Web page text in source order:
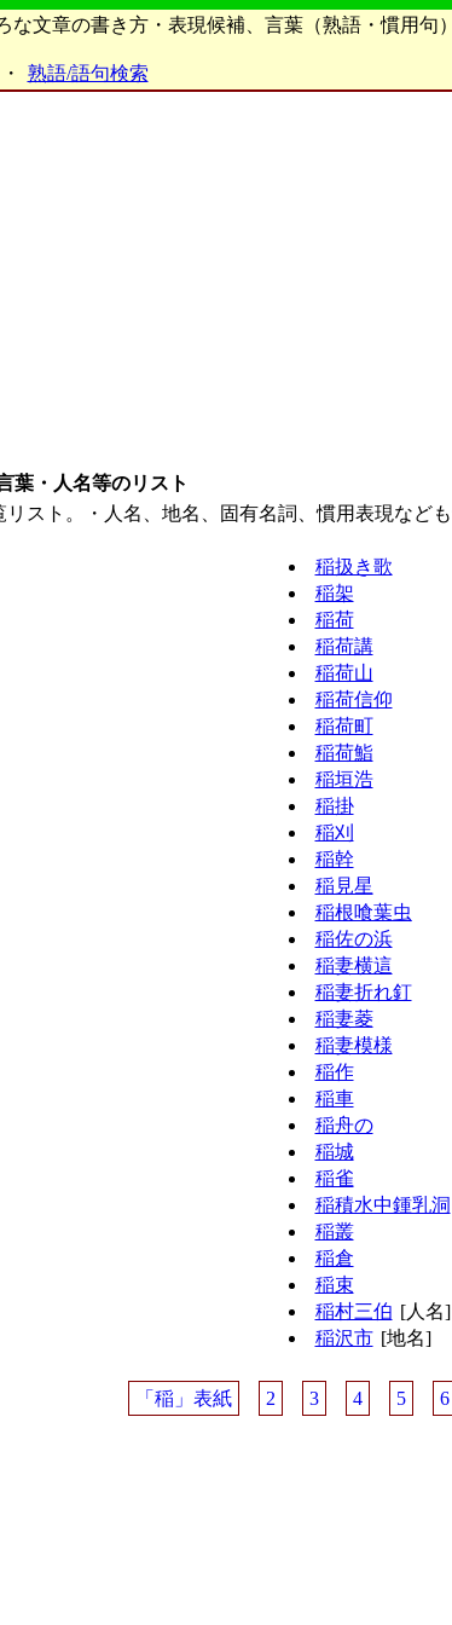
な文章の書き方・表現候補、言葉（熟語・慣用句
・ 熟語/語句検索
葉・人名等のリスト
リスト。・人名、地名、固有名詞、慣用表現なども
稲扱き歌
稲架
稲荷
稲荷講
稲荷山
稲荷信仰
稲荷町
稲荷鮨
稲垣浩
稲掛
稲刈
稲幹
稲見星
稲根喰葉虫
稲佐の浜
稲妻横這
稲妻折れ釘
稲妻菱
稲妻模様
稲作
稲車
稲舟の
稲城
稲雀
稲積水中鍾乳洞
稲叢
稲倉
稲束
稲村三伯 [人名]
稲沢市 [地名]
「稲」表紙 2 3 4 5 6